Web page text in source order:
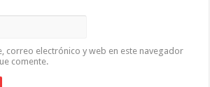
correo electrónico y web en este navegador
comente.